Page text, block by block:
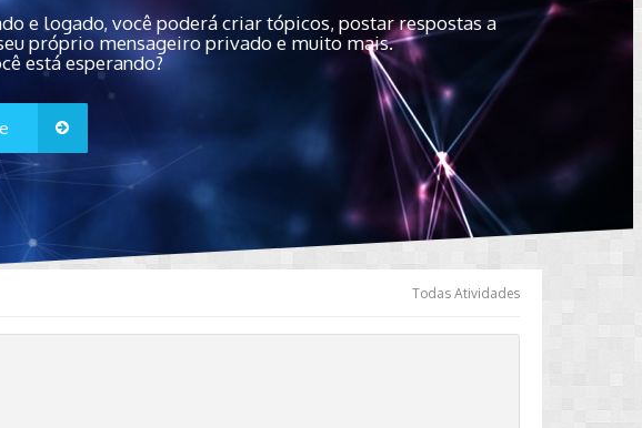
e logado, você poderá criar tópicos, postar respostas a
próprio mensageiro privado e muito mais.
está esperando?
Todas Atividades